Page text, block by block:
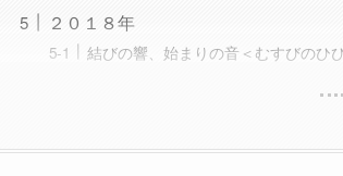
２０１８年
結びの響、始まりの音＜むすびのひ